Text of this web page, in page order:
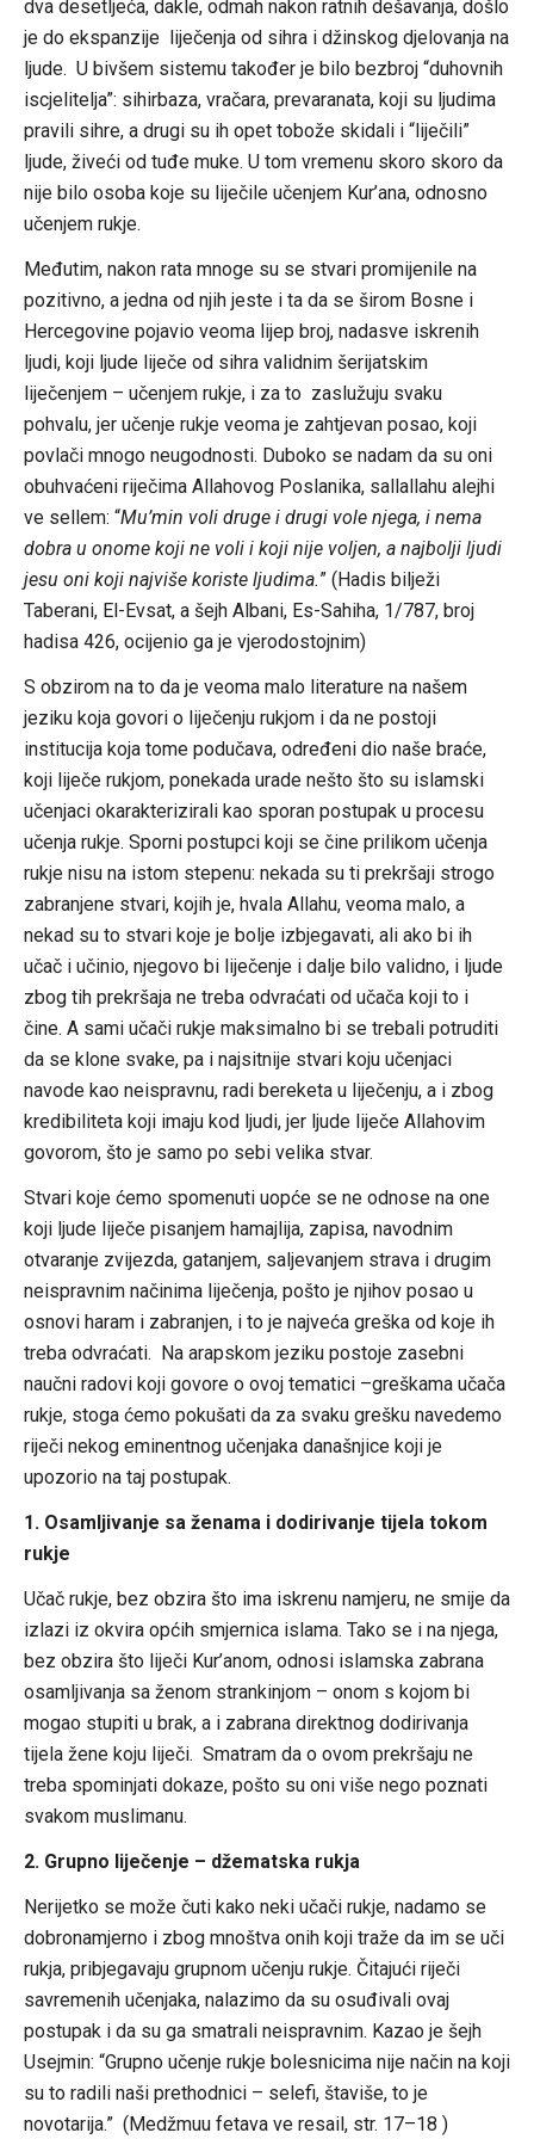
dva desetljeća, dakle, odmah nakon ratnih dešavanja, došlo
je do ekspanzije liječenja od sihra i džinskog djelovanja na
ljude. U bivšem sistemu također je bilo bezbroj “duhovnih
iscjelitelja”: sihirbaza, vračara, prevaranata, koji su ljudima
pravili sihre, a drugi su ih opet tobože skidali i “liječili”
ljude, živeći od tuđe muke. U tom vremenu skoro skoro da
nije bilo osoba koje su liječile učenjem Kur’ana, odnosno
učenjem rukje.
Međutim, nakon rata mnoge su se stvari promijenile na
pozitivno, a jedna od njih jeste i ta da se širom Bosne i
Hercegovine pojavio veoma lijep broj, nadasve iskrenih
ljudi, koji ljude liječe od sihra validnim šerijatskim
liječenjem – učenjem rukje, i za to zaslužuju svaku
pohvalu, jer učenje rukje veoma je zahtjevan posao, koji
povlači mnogo neugodnosti. Duboko se nadam da su oni
obuhvaćeni riječima Allahovog Poslanika, sallallahu alejhi
ve sellem: “Mu’min voli druge i drugi vole njega, i nema
dobra u onome koji ne voli i koji nije voljen, a najbolji ljudi
jesu oni koji najviše koriste ljudima.” (Hadis bilježi
Taberani, El-Evsat, a šejh Albani, Es-Sahiha, 1/787, broj
hadisa 426, ocijenio ga je vjerodostojnim)
S obzirom na to da je veoma malo literature na našem
jeziku koja govori o liječenju rukjom i da ne postoji
institucija koja tome podučava, određeni dio naše braće,
koji liječe rukjom, ponekada urade nešto što su islamski
učenjaci okarakterizirali kao sporan postupak u procesu
učenja rukje. Sporni postupci koji se čine prilikom učenja
rukje nisu na istom stepenu: nekada su ti prekršaji strogo
zabranjene stvari, kojih je, hvala Allahu, veoma malo, a
nekad su to stvari koje je bolje izbjegavati, ali ako bi ih
učač i učinio, njegovo bi liječenje i dalje bilo validno, i ljude
zbog tih prekršaja ne treba odvraćati od učača koji to i
čine. A sami učači rukje maksimalno bi se trebali potruditi
da se klone svake, pa i najsitnije stvari koju učenjaci
navode kao neispravnu, radi bereketa u liječenju, a i zbog
kredibiliteta koji imaju kod ljudi, jer ljude liječe Allahovim
govorom, što je samo po sebi velika stvar.
Stvari koje ćemo spomenuti uopće se ne odnose na one
koji ljude liječe pisanjem hamajlija, zapisa, navodnim
otvaranje zvijezda, gatanjem, saljevanjem strava i drugim
neispravnim načinima liječenja, pošto je njihov posao u
osnovi haram i zabranjen, i to je najveća greška od koje ih
treba odvraćati. Na arapskom jeziku postoje zasebni
naučni radovi koji govore o ovoj tematici –greškama učača
rukje, stoga ćemo pokušati da za svaku grešku navedemo
riječi nekog eminentnog učenjaka današnjice koji je
upozorio na taj postupak.
1. Osamljivanje sa ženama i dodirivanje tijela tokom
rukje
Učač rukje, bez obzira što ima iskrenu namjeru, ne smije da
izlazi iz okvira općih smjernica islama. Tako se i na njega,
bez obzira što liječi Kur’anom, odnosi islamska zabrana
osamljivanja sa ženom strankinjom – onom s kojom bi
mogao stupiti u brak, a i zabrana direktnog dodirivanja
tijela žene koju liječi. Smatram da o ovom prekršaju ne
treba spominjati dokaze, pošto su oni više nego poznati
svakom muslimanu.
2. Grupno liječenje – džematska rukja
Nerijetko se može čuti kako neki učači rukje, nadamo se
dobronamjerno i zbog mnoštva onih koji traže da im se uči
rukja, pribjegavaju grupnom učenju rukje. Čitajući riječi
savremenih učenjaka, nalazimo da su osuđivali ovaj
postupak i da su ga smatrali neispravnim. Kazao je šejh
Usejmin: “Grupno učenje rukje bolesnicima nije način na koji
su to radili naši prethodnici – selefi, štaviše, to je
novotarija.” (Medžmuu fetava ve resail, str. 17–18 )